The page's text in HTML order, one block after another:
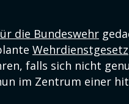
die Bundeswehr
Wehrdienstgesetz
falls sich nicht
im Zentrum einer